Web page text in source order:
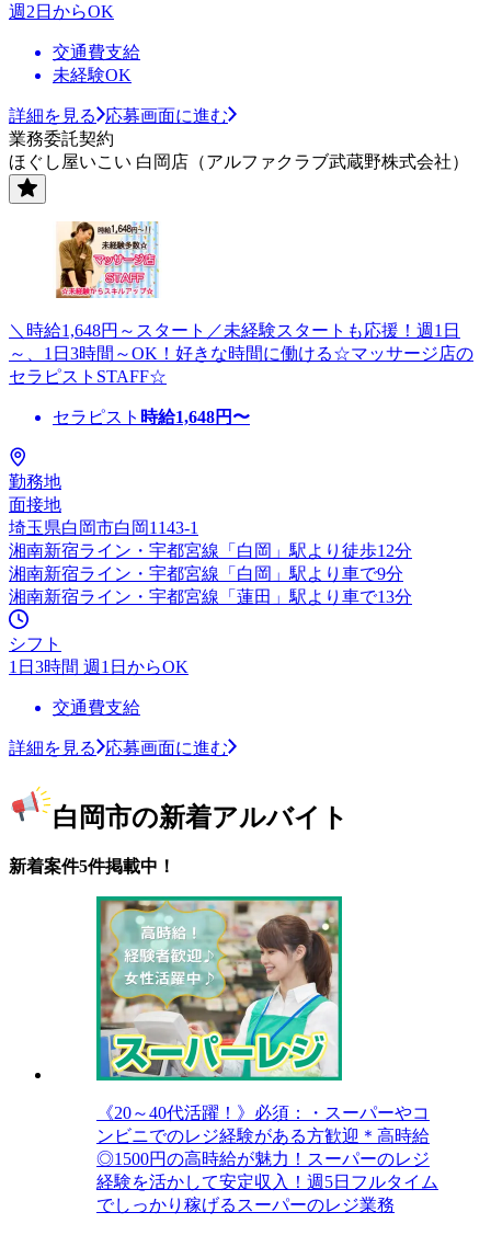
週2日からOK
交通費支給
未経験OK
詳細を見る
応募画面に進む
業務委託契約
ほぐし屋いこい 白岡店（アルファクラブ武蔵野株式会社）
＼時給1,648円～スタート／未経験スタートも応援！週1日
～、1日3時間～OK！好きな時間に働ける☆マッサージ店の
セラピストSTAFF☆
セラピスト 時給1,648円〜
勤務地
面接地
埼玉県白岡市白岡1143-1
湘南新宿ライン・宇都宮線「白岡」駅より徒歩12分
湘南新宿ライン・宇都宮線「白岡」駅より車で9分
湘南新宿ライン・宇都宮線「蓮田」駅より車で13分
シフト
1日3時間 週1日からOK
交通費支給
詳細を見る 応募画面に進む
白岡市の新着アルバイト
新着案件5件掲載中！
《20～40代活躍！》必須：・スーパーやコ
ンビニでのレジ経験がある方歓迎＊高時給
◎1500円の高時給が魅力！スーパーのレジ
経験を活かして安定収入！週5日フルタイム
でしっかり稼げるスーパーのレジ業務